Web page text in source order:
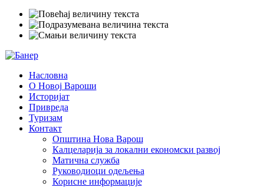
Насловна
О Новој Вароши
Историјат
Привреда
Туризам
Контакт
Општина Нова Варош
Калцеларија за локални економски развој
Матична служба
Руководиоци одељења
Корисне информације